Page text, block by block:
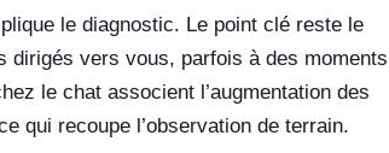
le diagnostic. Le point clé reste le
dirigés vers vous, parfois à des moments
le chat associent l’augmentation des
qui recoupe l’observation de terrain.